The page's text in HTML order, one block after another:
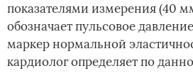
показателями измерения (40
обозначает пульсовое
маркер нормальной
кардиолог определяет по